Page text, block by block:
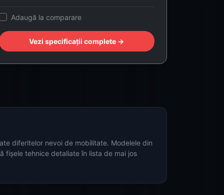
Adaugă la comparare
Vezi specificații complete →
diferitelor nevoi de mobilitate. Modelele din
fișele tehnice detaliate în lista de mai jos